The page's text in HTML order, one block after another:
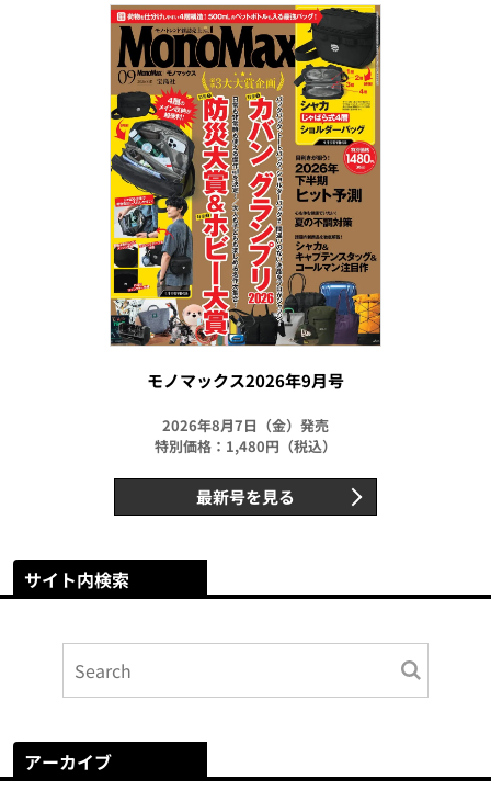
モノマックス2026年9月号
2026年8月7日（金）発売
特別価格：1,480円（税込）
最新号を見る
サイト内検索
アーカイブ